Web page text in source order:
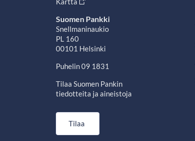
Suomen Pankki
Snellmaninaukio
PL 160
00101 Helsinki
Puhelin 09 1831
Tilaa Suomen Pankin
tiedotteita ja aineistoja
Tilaa